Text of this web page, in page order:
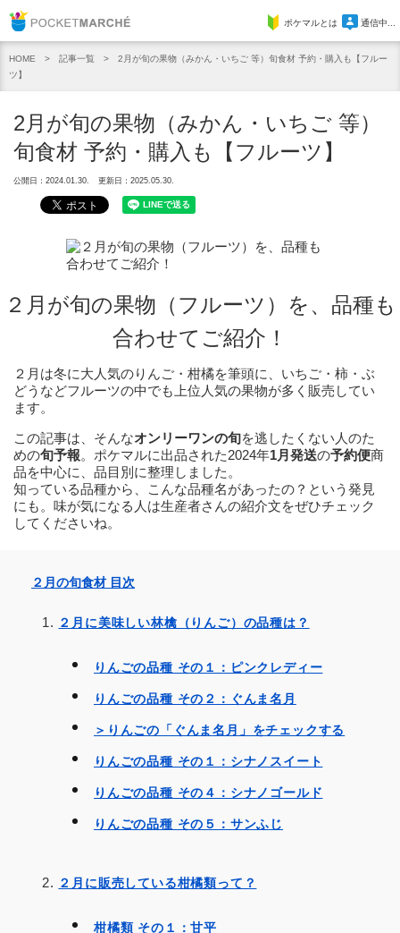
Pocket Marcheポケマルとは 通信中...
HOME 記事一覧
2月が旬の果物（みかん・いちご 等）旬食材 予約・購入も【フルー
ツ】
2月が旬の果物（みかん・いちご 等）
旬食材 予約・購入も【フルーツ】
公開日：2024.01.30. 更新日：2025.05.30.
２月が旬の果物（フルーツ）を、品種も
合わせてご紹介！
２月は冬に大人気のりんご・柑橘を筆頭に、いちご・柿・ぶ
どうなどフルーツの中でも上位人気の果物が多く販売してい
ます。
この記事は、そんなオンリーワンの旬を逃したくない人のた
めの旬予報。ポケマルに出品された2024年1月発送の予約便商
品を中心に、品目別に整理しました。
知っている品種から、こんな品種名があったの？という発見
にも。味が気になる人は生産者さんの紹介文をぜひチェック
してくださいね。
２月の旬食材 目次
２月に美味しい林檎（りんご）の品種は？
りんごの品種 その１：ピンクレディー
りんごの品種 その２：ぐんま名月
＞りんごの「ぐんま名月」をチェックする
りんごの品種 その１：シナノスイート
りんごの品種 その４：シナノゴールド
りんごの品種 その５：サンふじ
２月に販売している柑橘類って？
柑橘類 その１：甘平